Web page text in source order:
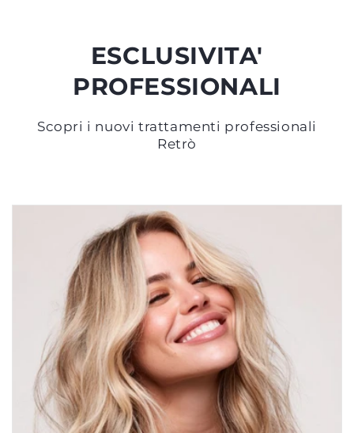
ESCLUSIVITA'
PROFESSIONALI
Scopri i nuovi trattamenti professionali
Retrò